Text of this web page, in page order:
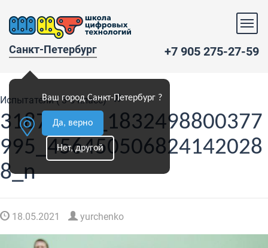
Санкт-Петербург
Ваш город Санкт-Петербург ?
Да, верно
Нет, другой
+7 905 275-27-59
Испытатели ( 3-5 класс)»
31870587_1832498800377
995_456450506824142028
8_n
18.05.2021 yurchenko